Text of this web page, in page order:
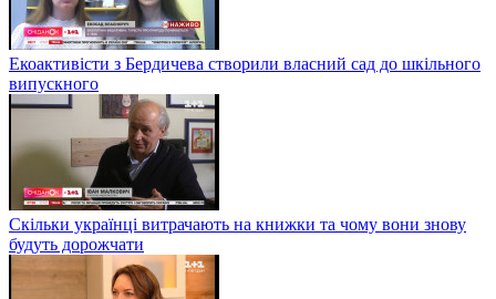
Екоактивісти з Бердичева створили власний сад до шкільного
випускного
Скільки українці витрачають на книжки та чому вони знову
будуть дорожчати